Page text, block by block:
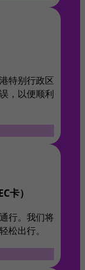
特别行政区
，以便顺利
卡）
行。我们将
松出行。